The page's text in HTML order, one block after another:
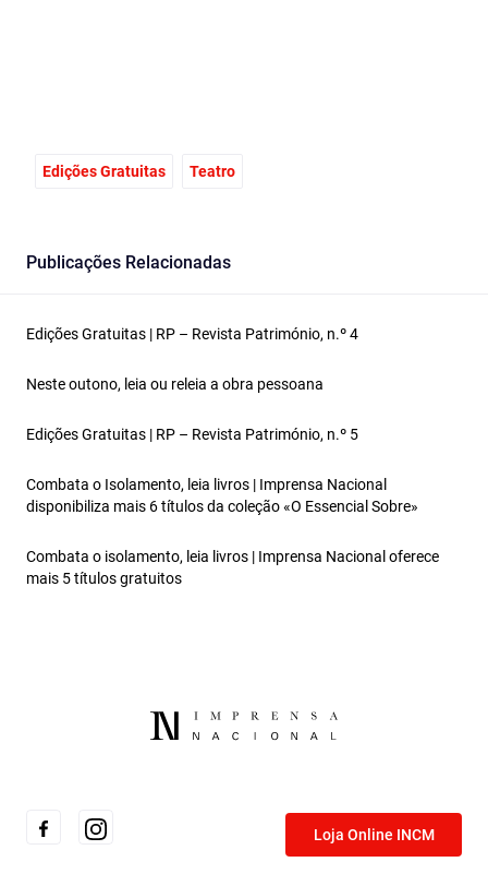
Edições Gratuitas Teatro
Publicações Relacionadas
Edições Gratuitas | RP – Revista Património, n.º 4
Neste outono, leia ou releia a obra pessoana
Edições Gratuitas | RP – Revista Património, n.º 5
Combata o Isolamento, leia livros | Imprensa Nacional
disponibiliza mais 6 títulos da coleção «O Essencial Sobre»
Combata o isolamento, leia livros | Imprensa Nacional oferece
mais 5 títulos gratuitos
Loja Online INCM